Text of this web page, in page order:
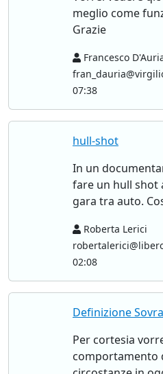
meglio come
Grazie
Francesco
07:38
hull-shot
In un
fare un hull shot
gara tra auto.
Roberta Lerici
02:08
Definizione
Per cortesia
comportamento